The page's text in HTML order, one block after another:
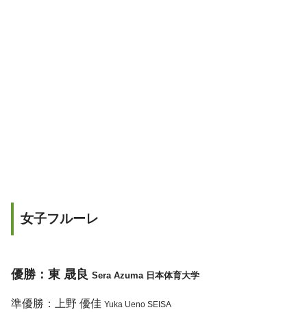
女子フルーレ
優勝：東 晟良 Sera Azuma 日本体育大学
準優勝：上野 優佳 Yuka Ueno SEISA